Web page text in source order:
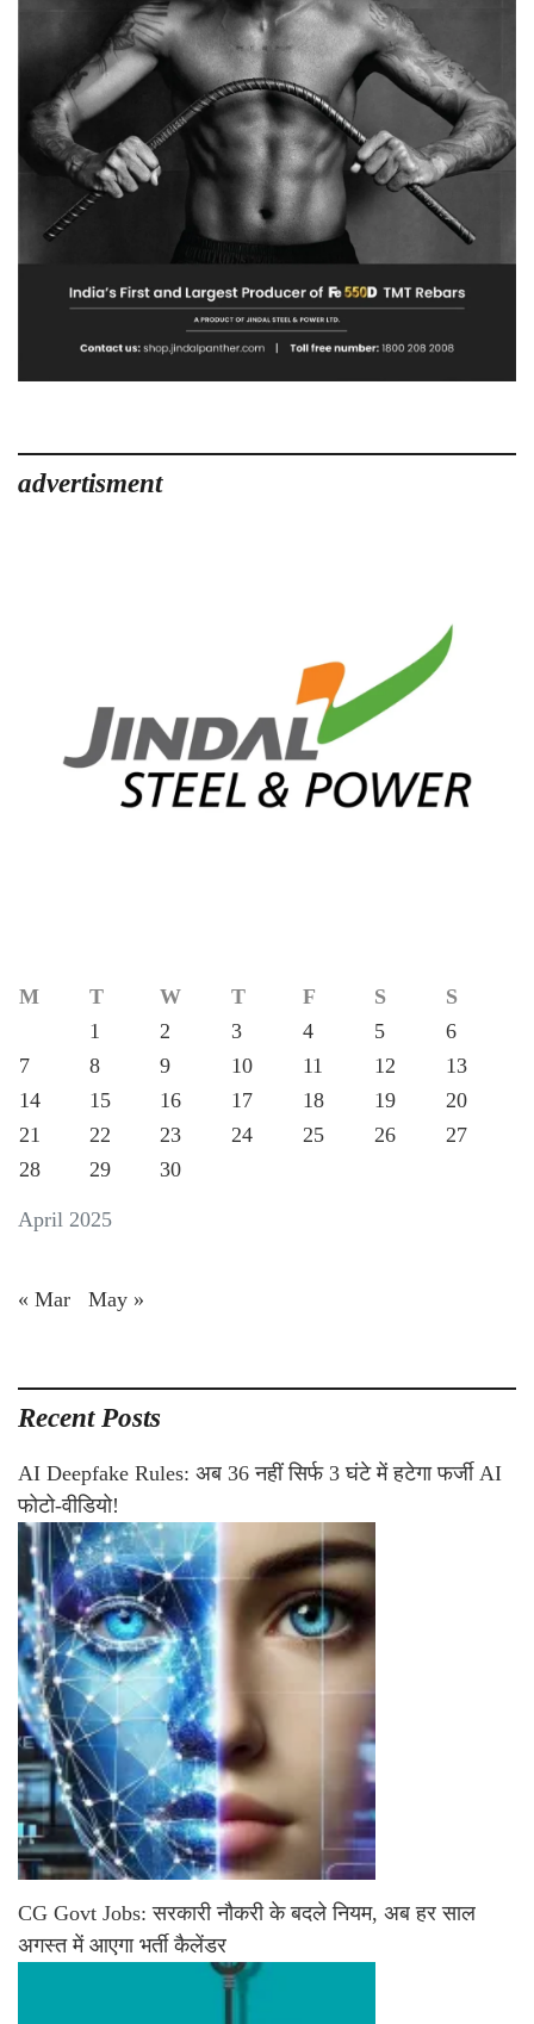
advertisment
April 2025
M T W T F S
S
1
2 3 4 5
6
7
8 9 10 11 12
13
14
15 16 17 18 19
20
21
22 23 24 25 26
27
28
29 30
« Mar May »
Recent Posts
AI Deepfake Rules: अब 36 नहीं सिर्फ 3 घंटे में हटेगा फर्जी AI
फोटो-वीडियो!
CG Govt Jobs: सरकारी नौकरी के बदले नियम, अब हर साल
अगस्त में आएगा भर्ती कैलेंडर